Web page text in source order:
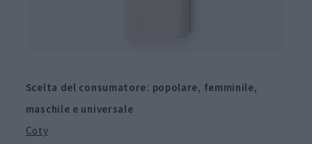
Scelta del consumatore: popolare, femminile,
maschile e universale
Coty